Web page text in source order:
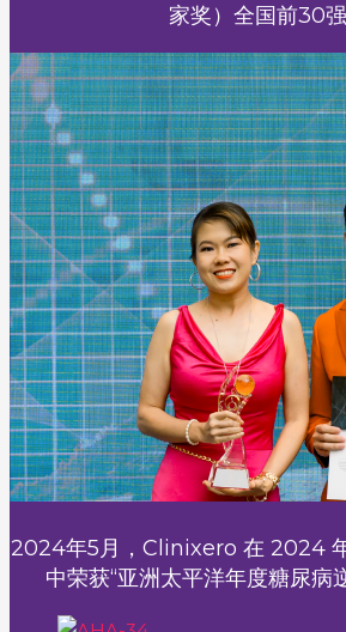
家奖）全国前30强
2024年5月，Clinixero 在 2024
中荣获“亚洲太平洋年度糖尿病